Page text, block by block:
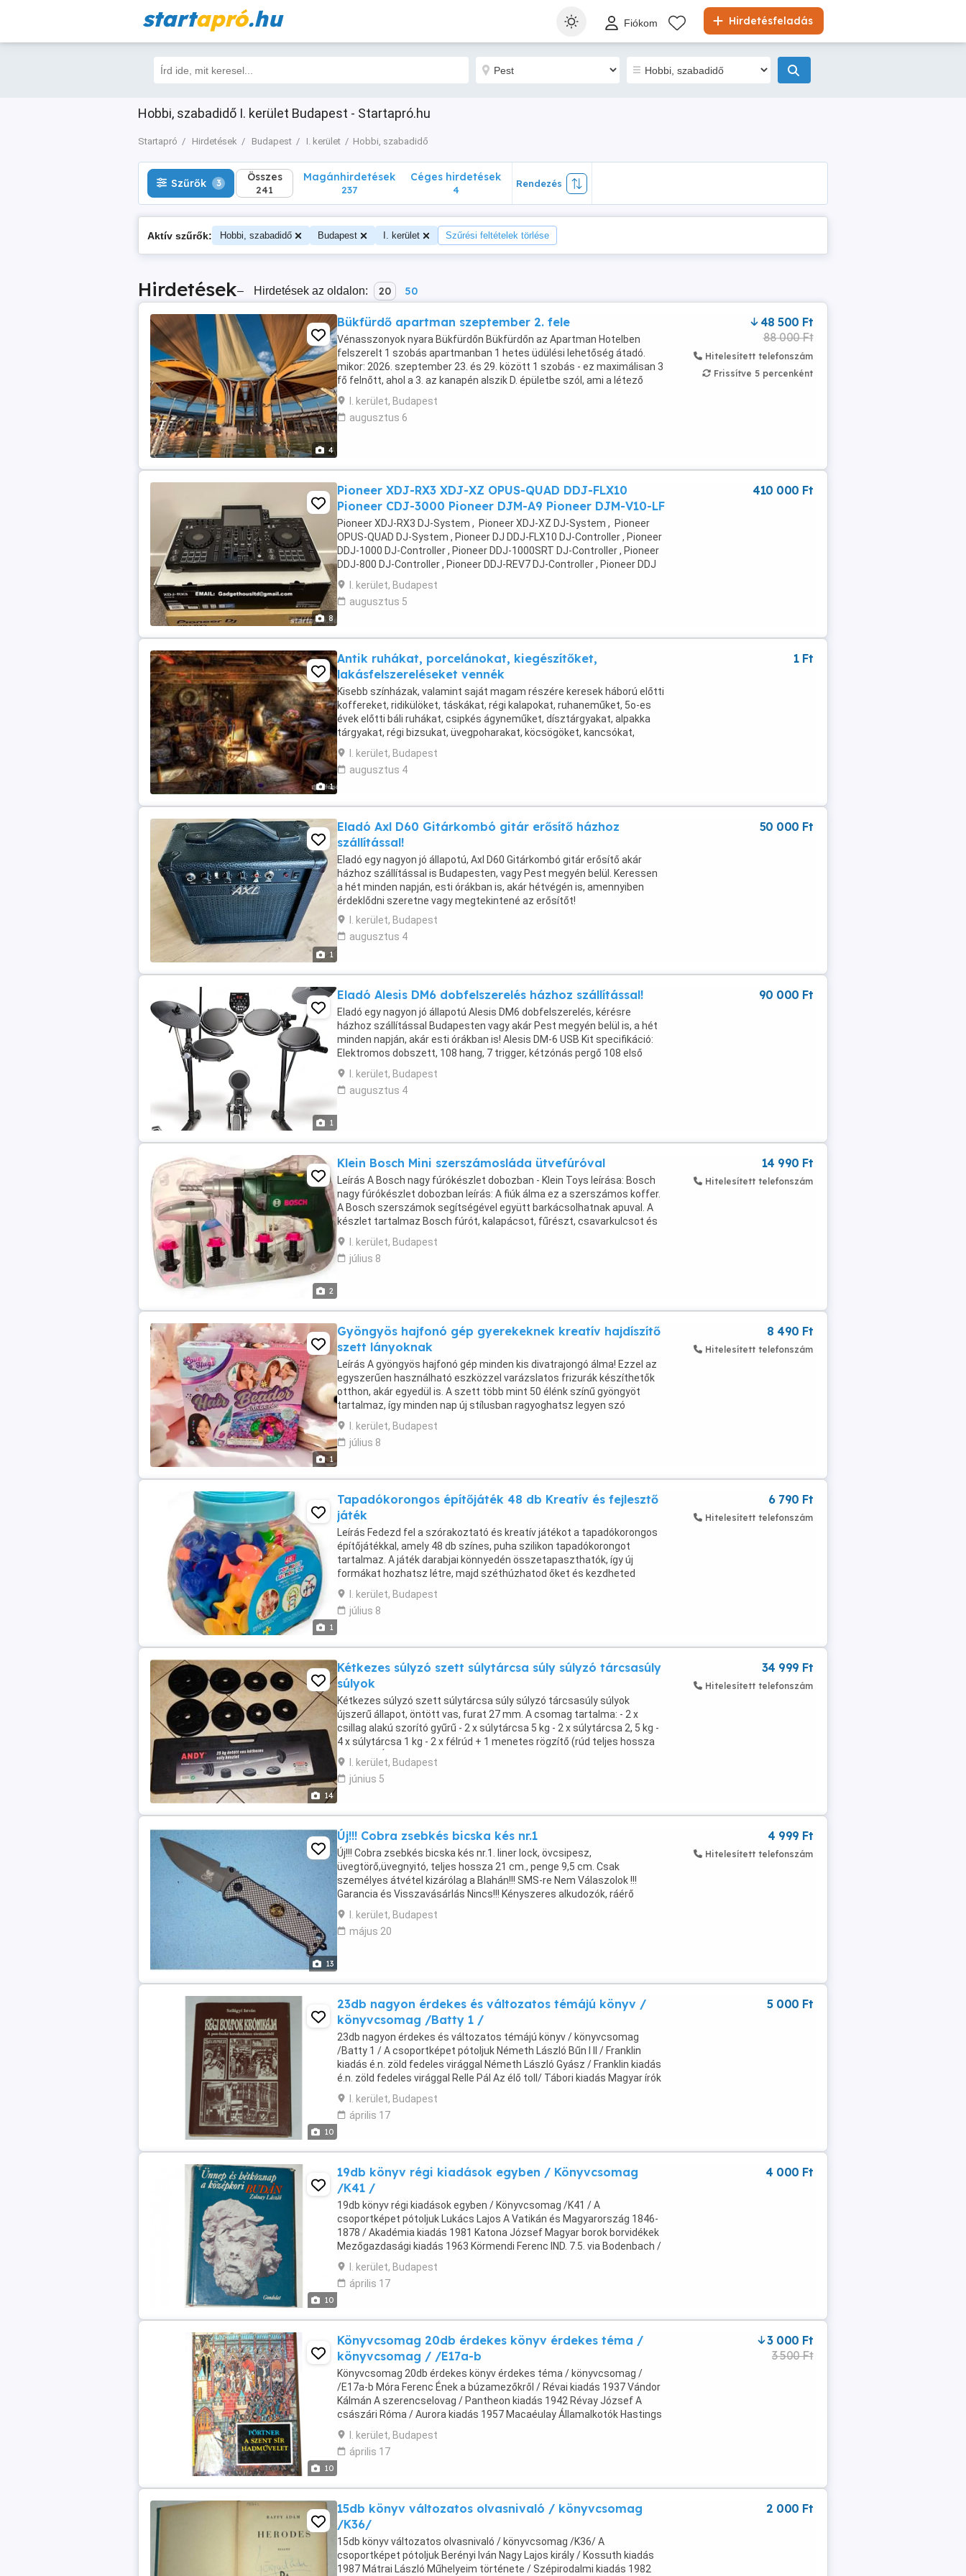
startapró.hu Hirdetésfeladás
Fiókom
Hobbi, szabadidő I. kerület Budapest - Startapró.hu
Startapró Hirdetések Budapest I. kerület Hobbi, szabadidő
Szűrők 3 Összes
241
Szűrők 3 Összes
241
Magánhirdetések
237
Céges hirdetések
4
Rendezés
Aktív szűrők: Hobbi, szabadidő Budapest I. kerület Szűrési feltételek törlése
Hirdetések– Hirdetések az oldalon: 20 50
4
Bükfürdő apartman szeptember 2. fele
Vénasszonyok nyara Bükfürdőn Bükfürdőn az Apartman Hotelben
felszerelt 1 szobás apartmanban 1 hetes üdülési lehetőség átadó.
mikor: 2026. szeptember 23. és 29. között 1 szobás - ez maximálisan 3
fő felnőtt, ahol a 3. az kanapén alszik D. épületbe szól, ami a létező
legcsendesebb pihenést teszi lehetővé ...
I. kerület, Budapest
augusztus 6
48 500 Ft
88 000 Ft
Hitelesített telefonszám
Frissítve 5 percenként
8
Pioneer XDJ-RX3 XDJ-XZ OPUS-QUAD DDJ-FLX10
Pioneer CDJ-3000 Pioneer DJM-A9 Pioneer DJM-V10-LF
Pioneer XDJ-RX3 DJ-System , Pioneer XDJ-XZ DJ-System , Pioneer
OPUS-QUAD DJ-System , Pioneer DJ DDJ-FLX10 DJ-Controller , Pioneer
DDJ-1000 DJ-Controller , Pioneer DDJ-1000SRT DJ-Controller , Pioneer
DDJ-800 DJ-Controller , Pioneer DDJ-REV7 DJ-Controller , Pioneer DDJ
RZX DJ-Controller, Pioneer CDJ-3000 ...
I. kerület, Budapest
augusztus 5
410 000 Ft
1
Antik ruhákat, porcelánokat, kiegészítőket,
lakásfelszereléseket vennék
Kisebb színházak, valamint saját magam részére keresek háború előtti
koffereket, ridikülöket, táskákat, régi kalapokat, ruhaneműket, 5o-es
évek előtti báli ruhákat, csipkés ágyneműket, dísztárgyakat, alpakka
tárgyakat, régi bizsukat, üvegpoharakat, köcsögöket, kancsókat,
háztartási tárgyakat, kiegészítőket ...
I. kerület, Budapest
augusztus 4
1 Ft
1
Eladó Axl D60 Gitárkombó gitár erősítő házhoz
szállítással!
Eladó egy nagyon jó állapotú, Axl D60 Gitárkombó gitár erősítő akár
házhoz szállítással is Budapesten, vagy Pest megyén belül. Keressen
a hét minden napján, esti órákban is, akár hétvégén is, amennyiben
érdeklődni szeretne vagy megtekintené az erősítőt!
I. kerület, Budapest
augusztus 4
50 000 Ft
1
Eladó Alesis DM6 dobfelszerelés házhoz szállítással!
Eladó egy nagyon jó állapotú Alesis DM6 dobfelszerelés, kérésre
házhoz szállítással Budapesten vagy akár Pest megyén belül is, a hét
minden napján, akár esti órákban is! Alesis DM-6 USB Kit specifikáció:
Elektromos dobszett, 108 hang, 7 trigger, kétzónás pergő 108 első
osztályú dob, cintányér és percussion ...
I. kerület, Budapest
augusztus 4
90 000 Ft
2
Klein Bosch Mini szerszámosláda ütvefúróval
Leírás A Bosch nagy fúrókészlet dobozban - Klein Toys leírása: Bosch
nagy fúrókészlet dobozban leírás: A fiúk álma ez a szerszámos koffer.
A Bosch szerszámok segítségével együtt barkácsolhatnak apuval. A
készlet tartalmaz Bosch fúrót, kalapácsot, fűrészt, csavarkulcsot és
kiegészítőket. A játék fejleszti ...
I. kerület, Budapest
július 8
14 990 Ft
Hitelesített telefonszám
1
Gyöngyös hajfonó gép gyerekeknek kreatív hajdíszítő
szett lányoknak
Leírás A gyöngyös hajfonó gép minden kis divatrajongó álma! Ezzel az
egyszerűen használható eszközzel varázslatos frizurák készíthetők
otthon, akár egyedül is. A szett több mint 50 élénk színű gyöngyöt
tartalmaz, így minden nap új stílusban ragyoghatsz legyen szó
ruhához, bulira vagy csak játékhoz ...
I. kerület, Budapest
július 8
8 490 Ft
Hitelesített telefonszám
1
Tapadókorongos építőjáték 48 db Kreatív és fejlesztő
játék
Leírás Fedezd fel a szórakoztató és kreatív játékot a tapadókorongos
építőjátékkal, amely 48 db színes, puha szilikon tapadókorongot
tartalmaz. A játék darabjai könnyedén összetapaszthatók, így új
formákat hozhatsz létre, majd széthúzhatod őket és kezdheted
elölről. A lágy tapadókorongok tartósak és ...
I. kerület, Budapest
július 8
6 790 Ft
Hitelesített telefonszám
14
Kétkezes súlyzó szett súlytárcsa súly súlyzó tárcsasúly
súlyok
Kétkezes súlyzó szett súlytárcsa súly súlyzó tárcsasúly súlyok
újszerű állapot, öntött vas, furat 27 mm. A csomag tartalma: - 2 x
csillag alakú szorító gyűrű - 2 x súlytárcsa 5 kg - 2 x súlytárcsa 2, 5 kg -
4 x súlytárcsa 1 kg - 2 x félrúd + 1 menetes rögzítő (rúd teljes hossza
150 cm.) Ára 34999 Ft. Csak ...
I. kerület, Budapest
június 5
34 999 Ft
Hitelesített telefonszám
13
Új!!! Cobra zsebkés bicska kés nr.1
Új!!! Cobra zsebkés bicska kés nr.1. liner lock, övcsipesz,
üvegtörő,üvegnyitó, teljes hossza 21 cm., penge 9,5 cm. Csak
személyes átvétel kizárólag a Blahán!!! SMS-re Nem Válaszolok !!!
Garancia és Visszavásárlás Nincs!!! Kényszeres alkudozók, ráérő
tudósok, klinikai esetek és link alakok kíméljenek!!! ...
I. kerület, Budapest
május 20
4 999 Ft
Hitelesített telefonszám
10
23db nagyon érdekes és változatos témájú könyv /
könyvcsomag /Batty 1 /
23db nagyon érdekes és változatos témájú könyv / könyvcsomag
/Batty 1 / A csoportképet pótoljuk Németh László Bűn I II / Franklin
kiadás é.n. zöld fedeles virággal Németh László Gyász / Franklin kiadás
é.n. zöld fedeles virággal Relle Pál Az élő toll/ Tábori kiadás Magyar írók
korszerű írásai é.n. Mary ...
I. kerület, Budapest
április 17
5 000 Ft
10
19db könyv régi kiadások egyben / Könyvcsomag
/K41 /
19db könyv régi kiadások egyben / Könyvcsomag /K41 / A
csoportképet pótoljuk Lukács Lajos A Vatikán és Magyarország 1846-
1878 / Akadémia kiadás 1981 Katona József Magyar borok borvidékek
Mezőgazdasági kiadás 1963 Körmendi Ferenc IND. 7.5. via Bodenbach /
Akadémia kiadása 1932 Kosztolányi Dezső Zsivajgó ...
I. kerület, Budapest
április 17
4 000 Ft
10
Könyvcsomag 20db érdekes könyv érdekes téma /
könyvcsomag / /E17a-b
Könyvcsomag 20db érdekes könyv érdekes téma / könyvcsomag /
/E17a-b Móra Ferenc Ének a búzamezőkről / Révai kiadás 1937 Vándor
Kálmán A szerencselovag / Pantheon kiadás 1942 Révay József A
császári Róma / Aurora kiadás 1957 Macaéulay Államalkotók Hastings
Nagy Frigyes /Révai kiadás é.n. Oliver Cromwell ...
I. kerület, Budapest
április 17
3 000 Ft
3 500 Ft
15db könyv változatos olvasnivaló / könyvcsomag
/K36/
15db könyv változatos olvasnivaló / könyvcsomag /K36/ A
csoportképet pótoljuk Berényi Iván Nagy Lajos király / Kossuth kiadás
1987 Mátrai László Műhelyeim története / Szépirodalmi kiadás 1982
2 000 Ft